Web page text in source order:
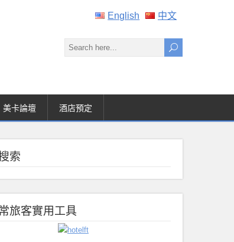
English 中文
美卡論壇 酒店預定
索
旅客實用工具